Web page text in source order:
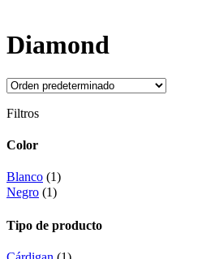
Diamond
Filtros
Color
Blanco (1)
Negro (1)
Tipo de producto